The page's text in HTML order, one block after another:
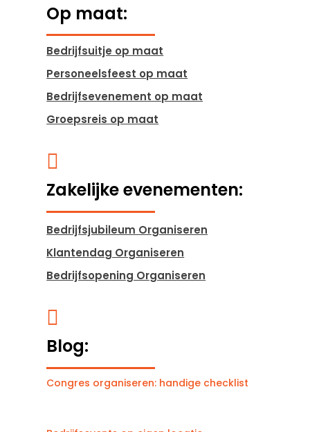
Op maat:
Bedrijfsuitje op maat
Personeelsfeest op maat
Bedrijfsevenement op maat
Groepsreis op maat

Zakelijke evenementen:
Bedrijfsjubileum Organiseren
Klantendag Organiseren
Bedrijfsopening Organiseren

Blog:
Congres organiseren: handige checklist